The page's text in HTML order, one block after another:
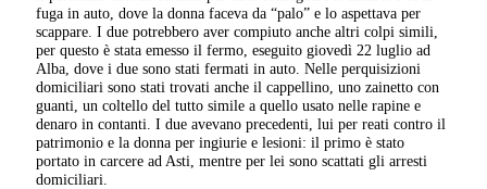
fuga in auto, dove la donna faceva da “palo” e lo aspettava per
scappare. I due potrebbero aver compiuto anche altri colpi simili,
per questo è stata emesso il fermo, eseguito giovedì 22 luglio ad
Alba, dove i due sono stati fermati in auto. Nelle perquisizioni
domiciliari sono stati trovati anche il cappellino, uno zainetto con
guanti, un coltello del tutto simile a quello usato nelle rapine e
denaro in contanti. I due avevano precedenti, lui per reati contro il
patrimonio e la donna per ingiurie e lesioni: il primo è stato
portato in carcere ad Asti, mentre per lei sono scattati gli arresti
domiciliari.